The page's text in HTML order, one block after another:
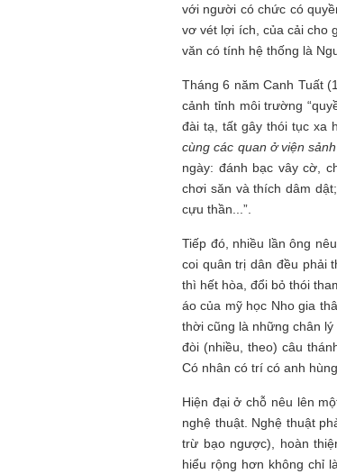
với người có chức có
vơ vét lợi ích, của cải cho
văn có tính hệ thống là
Tháng 6 năm Canh Tuất
cảnh tỉnh môi trường
đài tạ, tất gây thói tục xa
cùng các quan ở viện
ngày: đánh bạc vây cờ,
chơi săn và thích dâm
cựu thần...”.
Tiếp đó, nhiều lần ông
coi quân trị dân đều phải
thì hết hòa, đổi bỏ thói
áo của mỹ học Nho gia
thời cũng là những chân
đòi (nhiều, theo) câu
Có nhân có trí có anh
Hiện đại ở chỗ nêu lên
nghệ thuật. Nghệ thuật
trừ bạo ngược), hoàn
hiểu rộng hơn không chỉ